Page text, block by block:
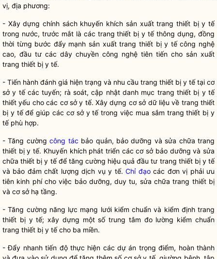
vị, địa phương:
- Xây dựng chính sách khuyến khích sản xuất trang thiết bị y tế
trong nước, trước mắt là các trang thiết bị y tế thông dụng, đồng
thời từng bước đẩy mạnh sản xuất trang thiết bị y tế công nghệ
cao, đầu tư các dây chuyền công nghệ tiên tiến cho sản xuất
trang thiết bị y tế.
- Tiến hành đánh giá hiện trạng và nhu cầu trang thiết bị y tế tại cơ
sở y tế các tuyến; rà soát, cập nhật danh mục trang thiết bị y tế
thiết yếu cho các cơ sở y tế. Xây dựng cơ sở dữ liệu về trang thiết
bị y tế để giúp các cơ sở y tế trong việc mua sắm trang thiết bị y
tế phù hợp.
- Tăng cườngcông tác bảo quản, bảo dưỡng và sửa chữa trang
thiết bị y tế. Khuyến khích phát triển các cơ sở bảo dưỡng và sửa
chữa thiết bị y tế để tăng cường hiệu quả đầu tư trang thiết bị y tế
và bảo đảm chất lượng dịch vụ y tế.Chỉ đạocác đơn vị phải ưu
tiên kinh phí cho việc bảo dưỡng, duy tu, sửa chữa trang thiết bị
và cơ sở hạ tầng.
- Tăng cường năng lực mạng lưới kiểm chuẩn và kiểm định trang
thiết bị y tế; xây dựng một số trung tâm đo lường kiểm chuẩn
trang thiết bị y tế cho ba miền.
- Đẩy nhanh tiến độ thực hiện các dự án trọng điểm, hoàn thành